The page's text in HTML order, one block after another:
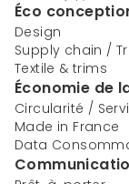
Éco
Design
Supply chain /
Textile & trims
Économie de
Circularité /
Made in France
Data